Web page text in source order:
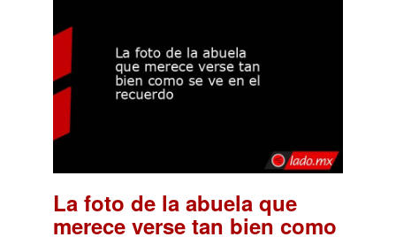
La foto de la abuela que
merece verse tan bien como